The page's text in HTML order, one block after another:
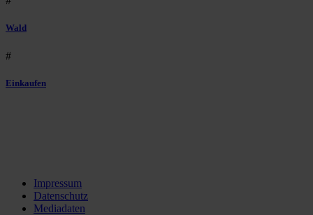
Wald
#
Einkaufen
Impressum
Datenschutz
Mediadaten